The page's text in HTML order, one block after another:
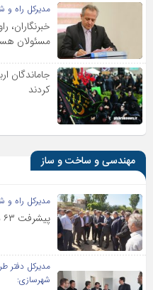
مدیرکل راه و
خبرنگاران،
مسئولان
جاماندگان
کردند
مهندسی و ساخت و ساز
مدیرکل راه و
پیشرفت ۶۳ درصدی پروژه احداث کمربندی خلخال
مدیرکل دفتر
شهرسازی: